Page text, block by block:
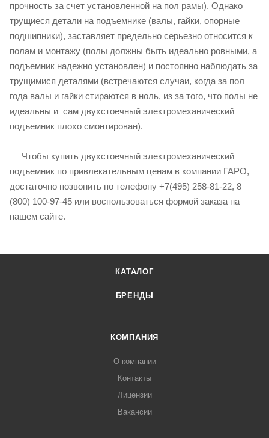
прочность за счет установленной на пол рамы). Однако
трущиеся детали на подъемнике (валы, гайки, опорные
подшипники), заставляет предельно серьезно относится к
полам и монтажу (полы должны быть идеально ровными, а
подъемник надежно установлен) и постоянно наблюдать за
трущимися деталями (встречаются случаи, когда за пол
года валы и гайки стираются в ноль, из за того, что полы не
идеальны и сам двухстоечный электромеханический
подъемник плохо смонтирован).
Чтобы купить двухстоечный электромеханический
подъемник по привлекательным ценам в компании ГАРО,
достаточно позвонить по телефону +7(495) 258-81-22, 8
(800) 100-97-45 или воспользоваться формой заказа на
нашем сайте.
КАТАЛОГ
БРЕНДЫ
КОМПАНИЯ
О компании
Контакты
Лицензии
Вакансии